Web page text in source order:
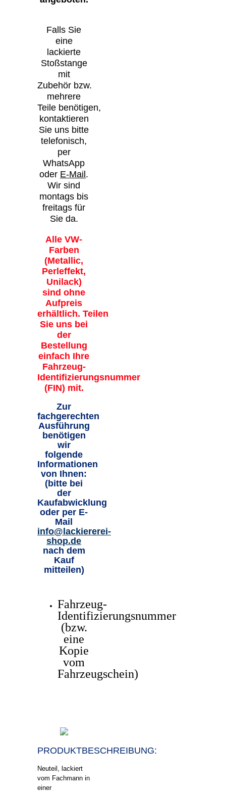
Falls Sie
eine
lackierte
Stoßstange
mit
Zubehör bzw.
mehrere
Teile benötigen,
kontaktieren
Sie uns bitte
telefonisch,
per
WhatsApp
oder E-Mail.
Wir sind
montags bis
freitags für
Sie da.
Alle VW-
Farben
(Metallic,
Perleffekt,
Unilack)
sind ohne
Aufpreis
erhältlich. Teilen
Sie uns bei
der
Bestellung
einfach Ihre
Fahrzeug-
Identifizierungsnummer
(FIN) mit.
Zur
fachgerechten
Ausführung
benötigen
wir
folgende
Informationen
von Ihnen:
(bitte bei
der
Kaufabwicklung
oder per E-
Mail
info@lackiererei-
shop.de
nach dem
Kauf
mitteilen)
Fahrzeug-
Identifizierungsnummer
(bzw.
eine
Kopie
vom
Fahrzeugschein)
PRODUKTBESCHREIBUNG:
Neuteil, lackiert
vom Fachmann in
einer